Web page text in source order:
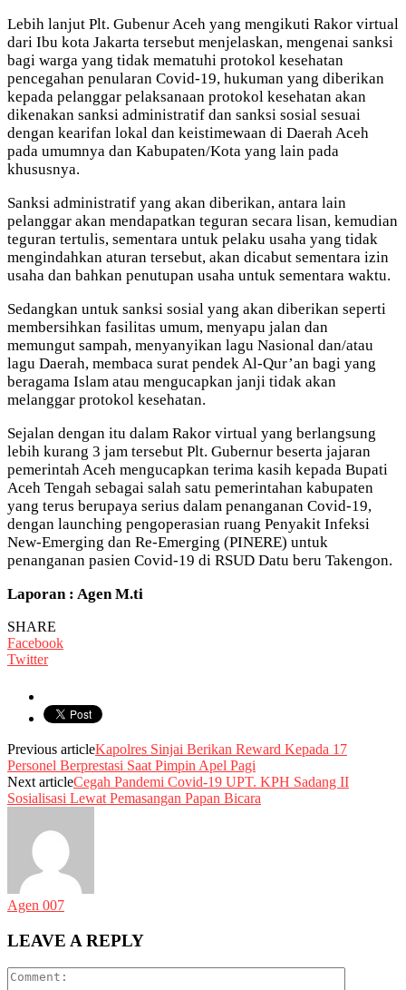
Lebih lanjut Plt. Gubenur Aceh yang mengikuti Rakor virtual
dari Ibu kota Jakarta tersebut menjelaskan, mengenai sanksi
bagi warga yang tidak mematuhi protokol kesehatan
pencegahan penularan Covid-19, hukuman yang diberikan
kepada pelanggar pelaksanaan protokol kesehatan akan
dikenakan sanksi administratif dan sanksi sosial sesuai
dengan kearifan lokal dan keistimewaan di Daerah Aceh
pada umumnya dan Kabupaten/Kota yang lain pada
khususnya.
Sanksi administratif yang akan diberikan, antara lain
pelanggar akan mendapatkan teguran secara lisan, kemudian
teguran tertulis, sementara untuk pelaku usaha yang tidak
mengindahkan aturan tersebut, akan dicabut sementara izin
usaha dan bahkan penutupan usaha untuk sementara waktu.
Sedangkan untuk sanksi sosial yang akan diberikan seperti
membersihkan fasilitas umum, menyapu jalan dan
memungut sampah, menyanyikan lagu Nasional dan/atau
lagu Daerah, membaca surat pendek Al-Qur’an bagi yang
beragama Islam atau mengucapkan janji tidak akan
melanggar protokol kesehatan.
Sejalan dengan itu dalam Rakor virtual yang berlangsung
lebih kurang 3 jam tersebut Plt. Gubernur beserta jajaran
pemerintah Aceh mengucapkan terima kasih kepada Bupati
Aceh Tengah sebagai salah satu pemerintahan kabupaten
yang terus berupaya serius dalam penanganan Covid-19,
dengan launching pengoperasian ruang Penyakit Infeksi
New-Emerging dan Re-Emerging (PINERE) untuk
penanganan pasien Covid-19 di RSUD Datu beru Takengon.
Laporan : Agen M.ti
SHARE
Facebook
Twitter
Previous articleKapolres Sinjai Berikan Reward Kepada 17
Personel Berprestasi Saat Pimpin Apel Pagi
Next articleCegah Pandemi Covid-19 UPT. KPH Sadang II
Sosialisasi Lewat Pemasangan Papan Bicara
Agen 007
LEAVE A REPLY